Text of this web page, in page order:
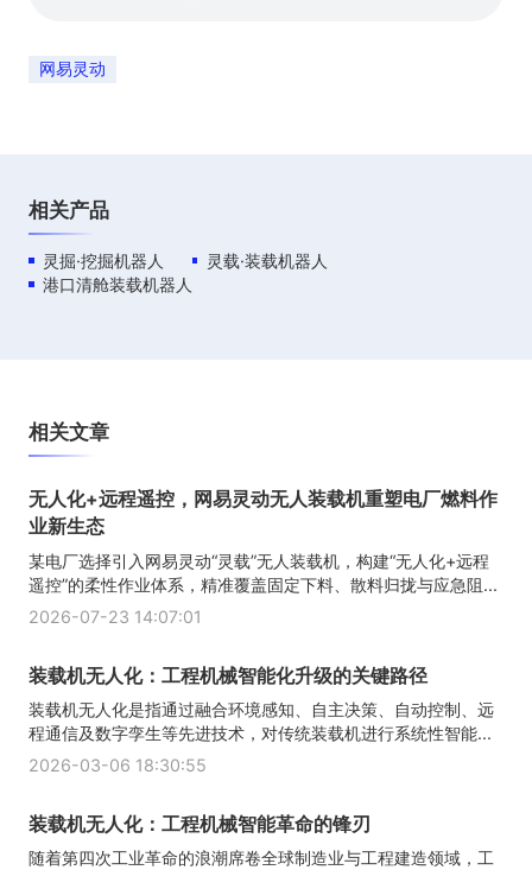
网易灵动
相关产品
灵掘·挖掘机器人
灵载·装载机器人
港口清舱装载机器人
相关文章
无人化+远程遥控，网易灵动无人装载机重塑电厂燃料作
业新生态
某电厂选择引入网易灵动“灵载”无人装载机，构建“无人化+远程
遥控”的柔性作业体系，精准覆盖固定下料、散料归拢与应急阻...
2026-07-23 14:07:01
装载机无人化：工程机械智能化升级的关键路径
装载机无人化是指通过融合环境感知、自主决策、自动控制、远
程通信及数字孪生等先进技术，对传统装载机进行系统性智能...
2026-03-06 18:30:55
装载机无人化：工程机械智能革命的锋刃
随着第四次工业革命的浪潮席卷全球制造业与工程建造领域，工